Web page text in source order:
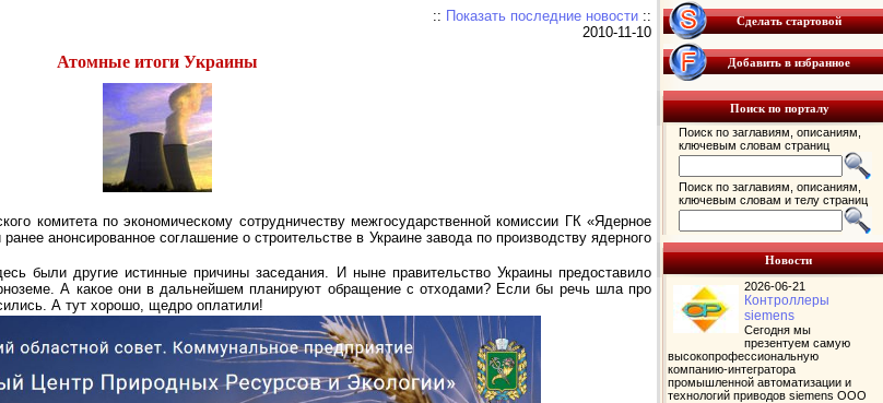
:: Показать последние новости ::
2010-11-10
Атомные итоги Украины
комитета по экономическому сотрудничеству межгосударственной комиссии ГК «Ядерное
анонсированное соглашение о строительстве в Украине завода по производству ядерного
были другие истинные причины заседания. И ныне правительство Украины предоставило
А какое они в дальнейшем планируют обращение с отходами? Если бы речь шла про
А тут хорошо, щедро оплатили!
Сделать стартовой
Добавить в избранное
Поиск по порталу
Поиск по заглавиям, описаниям,
ключевым словам страниц
Поиск по заглавиям, описаниям,
ключевым словам и телу страниц
Новости
2026-06-21
Контроллеры
siemens
Сегодня мы
презентуем самую
высокопрофессиональную
компанию-интегратора
промышленной автоматизации и
технологий приводов siemens ООО